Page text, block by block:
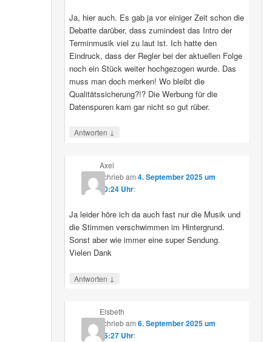
Ja, hier auch. Es gab ja vor einiger Zeit schon die
Debatte darüber, dass zumindest das Intro der
Terminmusik viel zu laut ist. Ich hatte den
Eindruck, dass der Regler bei der aktuellen Folge
noch ein Stück weiter hochgezogen wurde. Das
muss man doch merken! Wo bleibt die
Qualitätssicherung?!? Die Werbung für die
Datenspuren kam gar nicht so gut rüber.
Antworten ↓
Axel
schriebam 4. September 2025 um
10:24 Uhr:
Ja leider höre ich da auch fast nur die Musik und
die Stimmen verschwimmen im Hintergrund.
Sonst aber wie immer eine super Sendung.
Vielen Dank
Antworten ↓
Elsbeth
schriebam 6. September 2025 um
15:27 Uhr: